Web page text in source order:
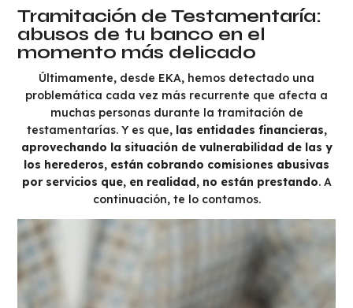
Tramitación de Testamentaría:
abusos de tu banco en el
momento más delicado
Últimamente, desde EKA, hemos detectado una
problemática cada vez más recurrente que afecta a
muchas personas durante la tramitación de
testamentarías. Y es que, las entidades financieras,
aprovechando la situación de vulnerabilidad de las y
los herederos, están cobrando comisiones abusivas
por servicios que, en realidad, no están prestando. A
continuación, te lo contamos.